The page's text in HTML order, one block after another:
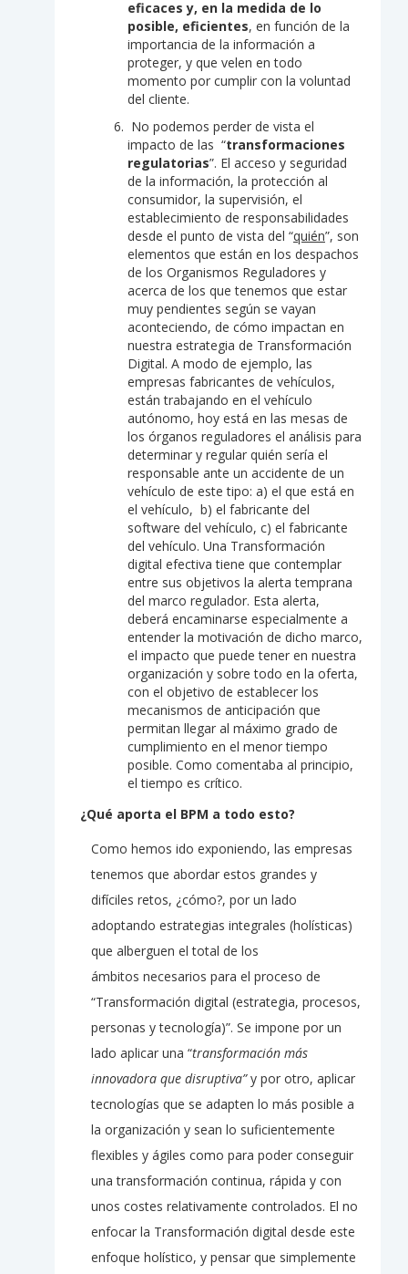
eficaces y, en la medida de lo
posible, eficientes, en función de la
importancia de la información a
proteger, y que velen en todo
momento por cumplir con la voluntad
del cliente.
No podemos perder de vista el
impacto de las “transformaciones
regulatorias”. El acceso y seguridad
de la información, la protección al
consumidor, la supervisión, el
establecimiento de responsabilidades
desde el punto de vista del “quién”, son
elementos que están en los despachos
de los Organismos Reguladores y
acerca de los que tenemos que estar
muy pendientes según se vayan
aconteciendo, de cómo impactan en
nuestra estrategia de Transformación
Digital. A modo de ejemplo, las
empresas fabricantes de vehículos,
están trabajando en el vehículo
autónomo, hoy está en las mesas de
los órganos reguladores el análisis para
determinar y regular quién sería el
responsable ante un accidente de un
vehículo de este tipo: a) el que está en
el vehículo, b) el fabricante del
software del vehículo, c) el fabricante
del vehículo. Una Transformación
digital efectiva tiene que contemplar
entre sus objetivos la alerta temprana
del marco regulador. Esta alerta,
deberá encaminarse especialmente a
entender la motivación de dicho marco,
el impacto que puede tener en nuestra
organización y sobre todo en la oferta,
con el objetivo de establecer los
mecanismos de anticipación que
permitan llegar al máximo grado de
cumplimiento en el menor tiempo
posible. Como comentaba al principio,
el tiempo es crítico.
¿Qué aporta el BPM a todo esto?
Como hemos ido exponiendo, las empresas
tenemos que abordar estos grandes y
difíciles retos, ¿cómo?, por un lado
adoptando estrategias integrales (holísticas)
que alberguen el total de los
ámbitos necesarios para el proceso de
“Transformación digital (estrategia, procesos,
personas y tecnología)”. Se impone por un
lado aplicar una “transformación más
innovadora que disruptiva”y por otro, aplicar
tecnologías que se adapten lo más posible a
la organización y sean lo suficientemente
flexibles y ágiles como para poder conseguir
una transformación continua, rápida y con
unos costes relativamente controlados. El no
enfocar la Transformación digital desde este
enfoque holístico, y pensar que simplemente